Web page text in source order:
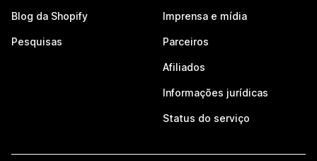
Blog da Shopify
Pesquisas
Imprensa e mídia
Parceiros
Afiliados
Informações jurídicas
Status do serviço